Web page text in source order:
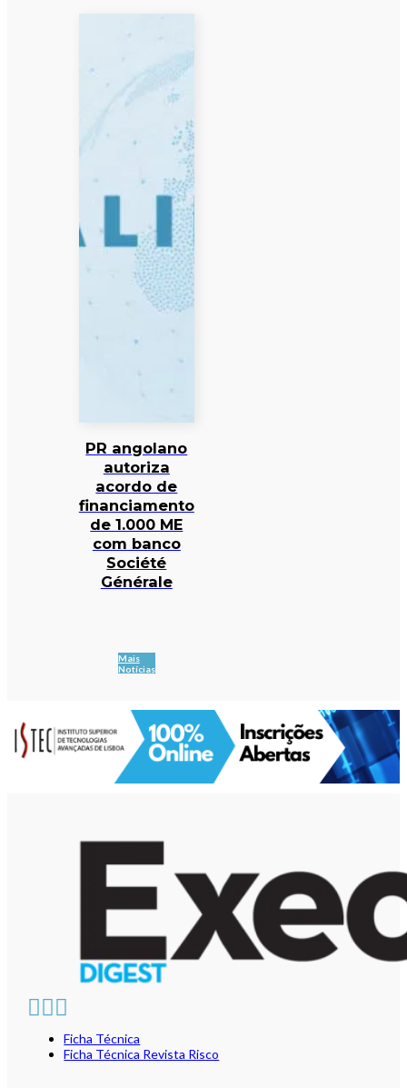
PR angolano
autoriza
acordo de
financiamento
de 1.000 ME
com banco
Société
Générale
Mais
Notícias
Ficha Técnica
Ficha Técnica Revista Risco